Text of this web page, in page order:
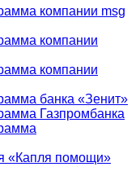
компании msg
компании
компании
банка «Зенит»
Газпромбанка
«Капля помощи»